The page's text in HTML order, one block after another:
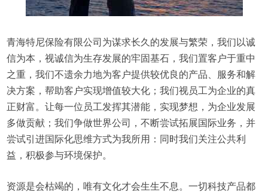
青海特尼保险有限公司为谋求长久的发展与繁荣，我们以诚
信为本，视诚信为生存发展的牢固基石，我们置客户于重中
之重，我们不遗余力地为客户提供较优良的产品、服务和解
决方案，帮助客户实现增值较大化；我们视员工为企业的真
正财富。让每一位员工发挥其潜能，实现梦想，为企业发展
多做贡献；我们争做世界公司，不断尝试拓展国际业务，并
尝试引进国际化思维方式为我所用：同时我们关注公共利
益，积极参与环境保护。
资源是会枯竭的，唯有文化才会生生不息。一切科技产品都